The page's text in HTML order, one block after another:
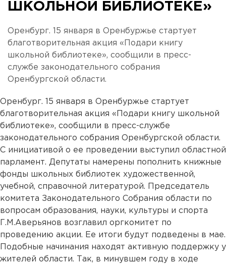
ШКОЛЬНОЙ БИБЛИОТЕКЕ»
Оренбург. 15 января в Оренбуржье стартует
благотворительная акция «Подари книгу
школьной библиотеке», сообщили в пресс-
службе законодательного собрания
Оренбургской области.
Оренбург. 15 января в Оренбуржье стартует
благотворительная акция «Подари книгу школьной
библиотеке», сообщили в пресс-службе
законодательного собрания Оренбургской области.
С инициативой о ее проведении выступил областной
парламент. Депутаты намерены пополнить книжные
фонды школьных библиотек художественной,
учебной, справочной литературой. Председатель
комитета Законодательного Собрания области по
вопросам образования, науки, культуры и спорта
Г.М.Аверьянов возглавил оргкомитет по
проведению акции. Ее итоги будут подведены в мае.
Подобные начинания находят активную поддержку у
жителей области. Так, в минувшем году в ходе